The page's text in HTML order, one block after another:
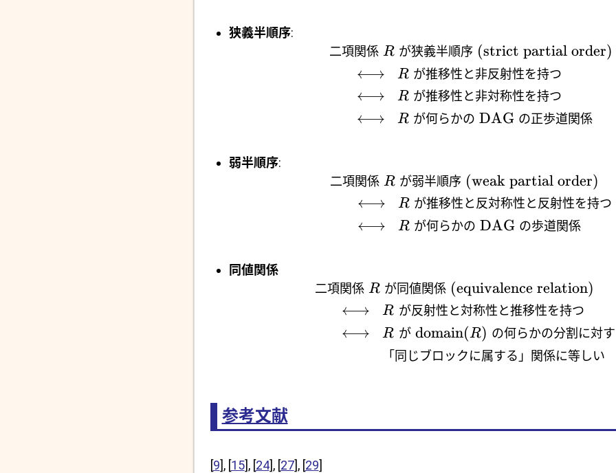
狭義半順序:
二項関係 R が狭義半順序 (strict partial order)
⟷
R が推移性と非反射性を持つ
⟷ R が推移性と非対称性を持つ
⟷ R が何らかの DAG の正歩道関係
弱半順序:
二項関係 R が弱半順序 (weak partial order)
⟷
R が推移性と反対称性と反射性を持つ
⟷ R が何らかの DAG の歩道関係
同値関係
二項関係 R が同値関係(equivalence relation)
⟷
R が反射性と対称性と推移性を持つ
⟷ R がdomain(R) の何らかの分割に対
「同じブロックに属する」関係に等しい
参考文献
[9], [15], [24], [27], [29]